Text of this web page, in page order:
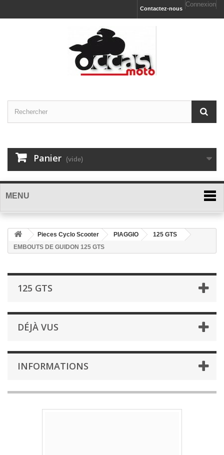
Connexion
Contactez-nous
Panier (vide)
MENU
Pieces Cyclo Scooter PIAGGIO
125 GTS
EMBOUTS DE GUIDON 125 GTS
125 GTS
DÉJÀ VUS
INFORMATIONS